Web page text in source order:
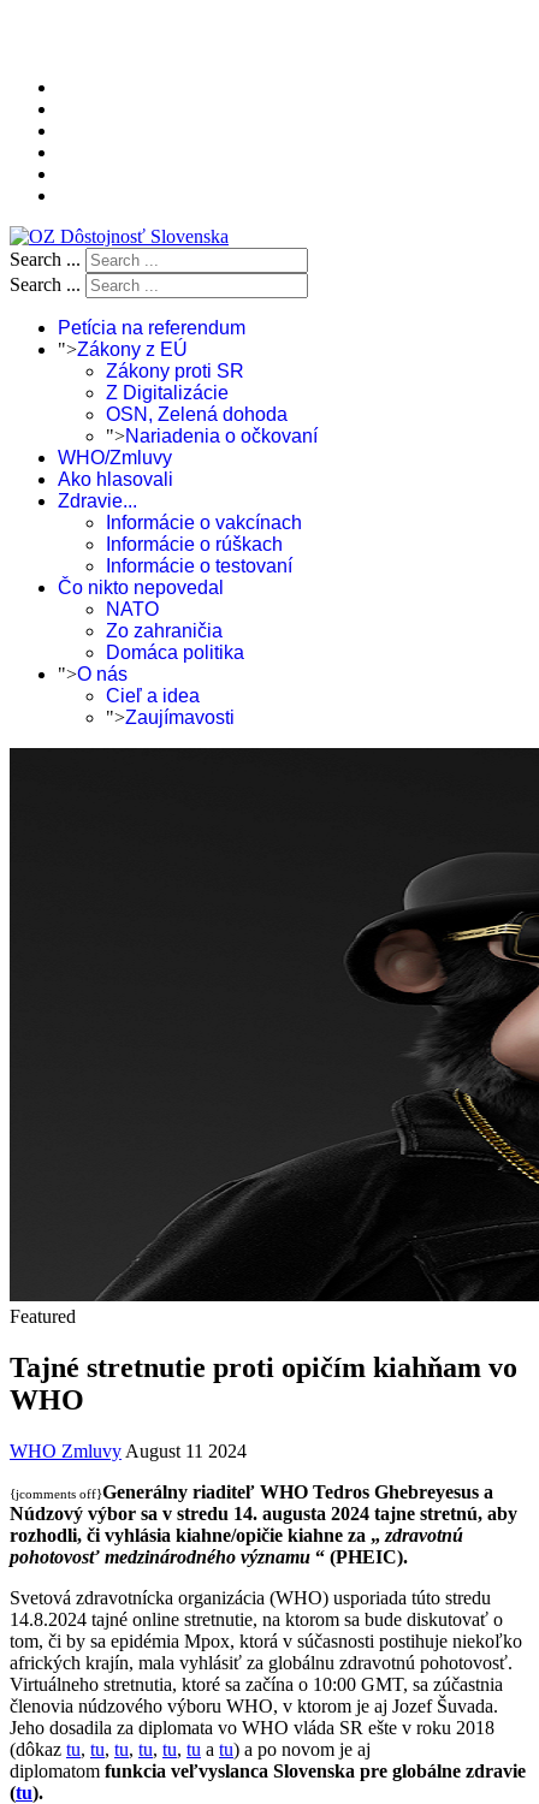
Search ...
Search ...
Petícia na referendum
">Zákony z EÚ
Zákony proti SR
Z Digitalizácie
OSN, Zelená dohoda
">Nariadenia o očkovaní
WHO/Zmluvy
Ako hlasovali
Zdravie...
Informácie o vakcínach
Informácie o rúškach
Informácie o testovaní
Čo nikto nepovedal
NATO
Zo zahraničia
Domáca politika
">O nás
Cieľ a idea
">Zaujímavosti
Featured
Tajné stretnutie proti opičím kiahňam vo
WHO
WHO Zmluvy August 11 2024
{jcomments off}Generálny riaditeľ WHO Tedros Ghebreyesus a
Núdzový výbor sa v stredu 14. augusta 2024 tajne stretnú, aby
rozhodli, či vyhlásia kiahne/opičie kiahne za „ zdravotnú
pohotovosť medzinárodného významu “ (PHEIC).
Svetová zdravotnícka organizácia (WHO) usporiada túto stredu
14.8.2024 tajné online stretnutie, na ktorom sa bude diskutovať o
tom, či by sa epidémia Mpox, ktorá v súčasnosti postihuje niekoľko
afrických krajín, mala vyhlásiť za globálnu zdravotnú pohotovosť.
Virtuálneho stretnutia, ktoré sa začína o 10:00 GMT, sa zúčastnia
členovia núdzového výboru WHO, v ktorom je aj Jozef Šuvada.
Jeho dosadila za diplomata vo WHO vláda SR ešte v roku 2018
(dôkaz tu, tu, tu, tu, tu, tu a tu) a po novom je aj
diplomatom funkcia veľvyslanca Slovenska pre globálne zdravie
(tu).